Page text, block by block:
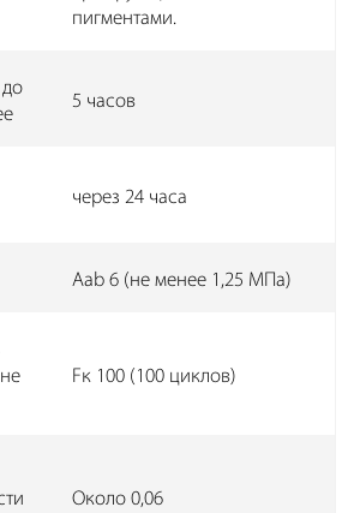
пигментами.
5 часов
через 24 часа
Aab 6 (не менее 1,25 МПа)
Fк 100 (100 циклов)
Около 0,06